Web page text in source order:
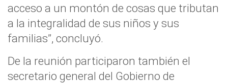
acceso a un montón de cosas que tributan
a la integralidad de sus niños y sus
familias”, concluyó.
De la reunión participaron también el
secretario general del Gobierno de